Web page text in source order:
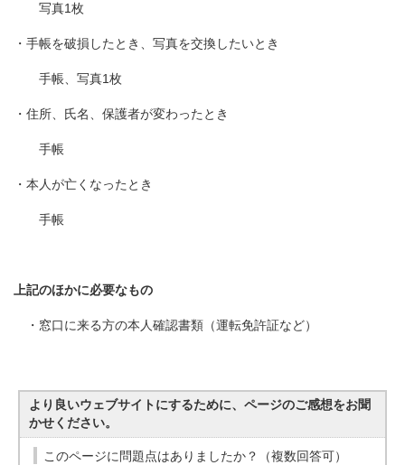
写真1枚
・手帳を破損したとき、写真を交換したいとき
手帳、写真1枚
・住所、氏名、保護者が変わったとき
手帳
・本人が亡くなったとき
手帳
上記のほかに必要なもの
・窓口に来る方の本人確認書類（運転免許証など）
より良いウェブサイトにするために、ページのご感想をお聞
かせください。
このページに問題点はありましたか？（複数回答可）